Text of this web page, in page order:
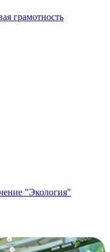
грамотность
"Экология"